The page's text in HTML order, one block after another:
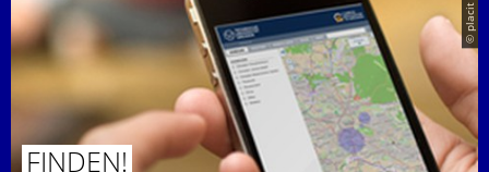
© placit
FINDEN!